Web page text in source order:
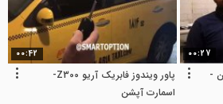
00:27
-
00:42
پاور ویندوز فابریک آریو Z300-
اسمارت آپشن